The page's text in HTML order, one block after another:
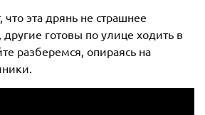
эта дрянь не страшнее
готовы по улице ходить в
разберемся, опираясь на